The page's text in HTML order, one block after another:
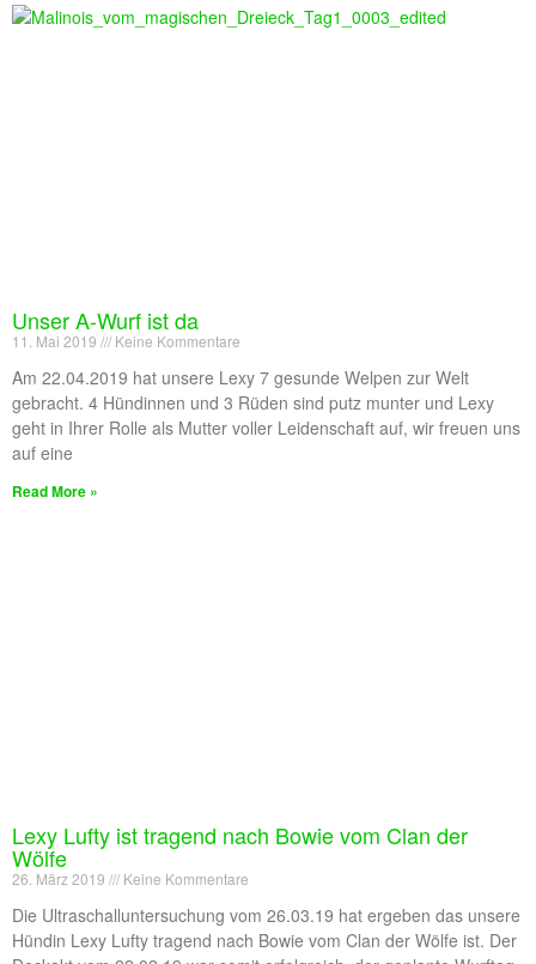
Unser A-Wurf ist da
11. Mai 2019 Keine Kommentare
Am 22.04.2019 hat unsere Lexy 7 gesunde Welpen zur Welt
gebracht. 4 Hündinnen und 3 Rüden sind putz munter und Lexy
geht in Ihrer Rolle als Mutter voller Leidenschaft auf, wir freuen uns
auf eine
Read More »
Lexy Lufty ist tragend nach Bowie vom Clan der
Wölfe
26. März 2019 Keine Kommentare
Die Ultraschalluntersuchung vom 26.03.19 hat ergeben das unsere
Hündin Lexy Lufty tragend nach Bowie vom Clan der Wölfe ist. Der